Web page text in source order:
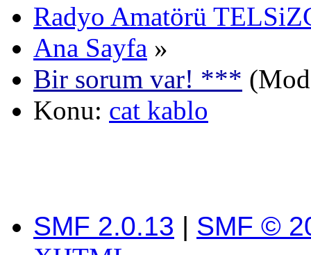
Radyo Amatörü
Ana Sayfa »
Bir sorum var! ***
Konu: cat kablo
SMF 2.0.13 | SMF ©